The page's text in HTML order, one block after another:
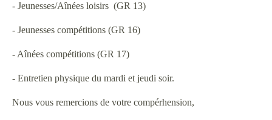
- Jeunesses/Aînées loisirs (GR 13)
- Jeunesses compétitions (GR 16)
- Aînées compétitions (GR 17)
- Entretien physique du mardi et jeudi soir.
Nous vous remercions de votre compérhension,